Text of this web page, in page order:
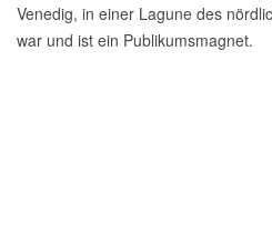
Venedig, in einer Lagune des
war und ist ein Publikumsmagnet.